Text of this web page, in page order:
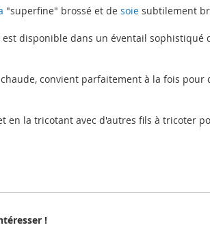
"superfine" brossé et de soie subtilement
est disponible dans un éventail
convient parfaitement à la fois
en la tricotant avec d'autres fils à tricoter
!